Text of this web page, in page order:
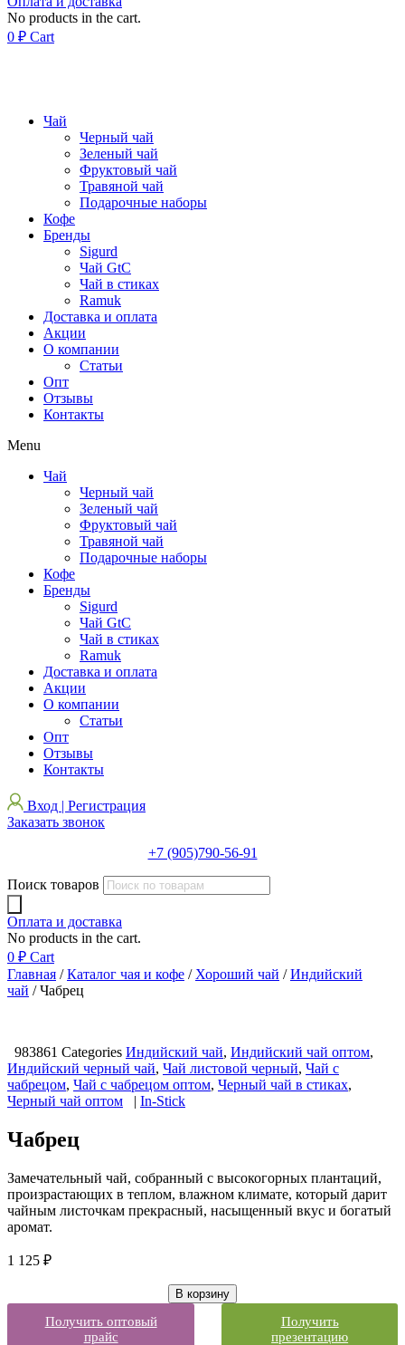
No products in the cart.
0 ₽ Cart
Чай
Черный чай
Зеленый чай
Фруктовый чай
Травяной чай
Подарочные наборы
Кофе
Бренды
Sigurd
Чай GtC
Чай в стиках
Ramuk
Доставка и оплата
Акции
О компании
Статьи
Опт
Отзывы
Контакты
Menu
Чай
Черный чай
Зеленый чай
Фруктовый чай
Травяной чай
Подарочные наборы
Кофе
Бренды
Sigurd
Чай GtC
Чай в стиках
Ramuk
Доставка и оплата
Акции
О компании
Статьи
Опт
Отзывы
Контакты
Вход | Регистрация
Заказать звонок
+7 (905)790-56-91
Поиск товаров
Оплата и доставка
No products in the cart.
0 ₽ Cart
Главная /Каталог чая и кофе / Хороший чай /Индийский
чай / Чабрец
983861 Categories Индийский чай, Индийский чай оптом,
Индийский черный чай, Чай листовой черный, Чай с
чабрецом, Чай с чабрецом оптом, Черный чай в стиках,
Черный чай оптом
| In-Stick
Чабрец
Замечательный чай, собранный с высокогорных плантаций,
произрастающих в теплом, влажном климате, который дарит
чайным листочкам прекрасный, насыщенный вкус и богатый
аромат.
1 125 ₽
В корзину
Получить оптовый
прайс
Получить
презентацию